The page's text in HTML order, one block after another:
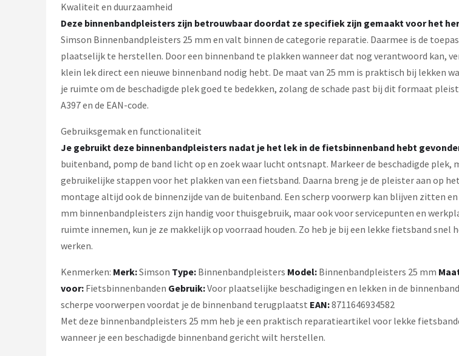
Kwaliteit en duurzaamheid
Deze binnenbandpleisters zijn betrouwbaar doordat ze specifiek zijn gemaakt voor het
Simson Binnenbandpleisters 25 mm en valt binnen de categorie reparatie. Daarmee is de
plaatselijk te herstellen. Door een binnenband te plakken wanneer dat nog verantwoord kan,
klein lek direct een nieuwe binnenband nodig hebt. De maat van 25 mm is praktisch bij lekken
je ruimte om de beschadigde plek goed te bedekken, zolang de schade past bij dit formaat
A397 en de EAN-code.
Gebruiksgemak en functionaliteit
Je gebruikt deze binnenbandpleisters nadat je het lek in de fietsbinnenband hebt
buitenband, pomp de band licht op en zoek waar lucht ontsnapt. Markeer de beschadigde plek,
gebruikelijke stappen voor het plakken van een fietsband. Daarna breng je de pleister aan op
montage altijd ook de binnenzijde van de buitenband. Een scherp voorwerp kan blijven zitten
mm binnenbandpleisters zijn handig voor thuisgebruik, maar ook voor servicepunten en
ruimte innemen, kun je ze makkelijk op voorraad houden. Zo heb je bij een lekke fietsband
werken.
Kenmerken: Merk:Simson Type: Binnenbandpleisters Model: Binnenbandpleisters 25 mm
voor: Fietsbinnenbanden Gebruik:Voor plaatselijke beschadigingen en lekken in de binnenband
scherpe voorwerpen voordat je de binnenband terugplaatst EAN:8711646934582
Met deze binnenbandpleisters 25 mm heb je een praktisch reparatieartikel voor lekke
wanneer je een beschadigde binnenband gericht wilt herstellen.